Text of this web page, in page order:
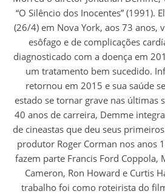
“O Silêncio dos Inocentes” (1991).
(26/4) em Nova York, aos 73 anos,
esôfago e de complicações
diagnosticado com a doença em
um tratamento bem sucedido.
retornou em 2015 e sua saúde
estado se tornar grave nas últimas
40 anos de carreira, Demme
de cineastas que deu seus
produtor Roger Corman nos anos
fazem parte Francis Ford Coppola,
Cameron, Ron Howard e Curtis
trabalho foi como roteirista do